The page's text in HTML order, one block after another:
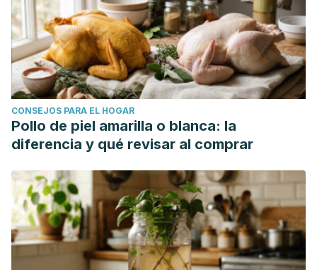
CONSEJOS PARA EL HOGAR
Pollo de piel amarilla o blanca: la
diferencia y qué revisar al comprar